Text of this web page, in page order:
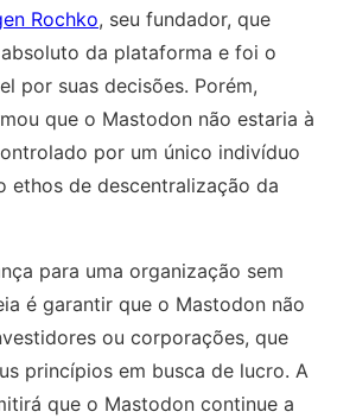
Rochko, seu fundador, que
da plataforma e foi o
por suas decisões. Porém,
que o Mastodon não estaria à
por um único indivíduo
ethos de descentralização da
para uma organização sem
é garantir que o Mastodon não
ou corporações, que
princípios em busca de lucro. A
que o Mastodon continue a